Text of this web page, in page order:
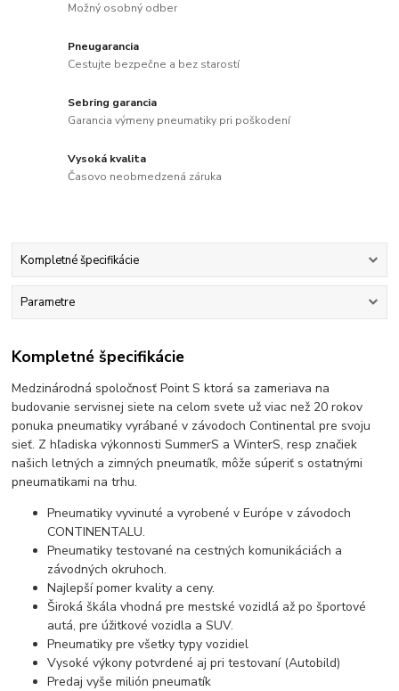
Možný osobný odber
Pneugarancia
Cestujte bezpečne a bez starostí
Sebring garancia
Garancia výmeny pneumatiky pri poškodení
Vysoká kvalita
Časovo neobmedzená záruka
Kompletné špecifikácie
Parametre
Kompletné špecifikácie
Medzinárodná spoločnosť Point S ktorá sa zameriava na
budovanie servisnej siete na celom svete už viac než 20 rokov
ponuka pneumatiky vyrábané v závodoch Continental pre svoju
sieť. Z hľadiska výkonnosti SummerS a WinterS, resp značiek
našich letných a zimných pneumatík, môže súperiť s ostatnými
pneumatikami na trhu.
Pneumatiky vyvinuté a vyrobené v Európe v závodoch
CONTINENTALU.
Pneumatiky testované na cestných komunikáciách a
závodných okruhoch.
Najlepší pomer kvality a ceny.
Široká škála vhodná pre mestské vozidlá až po športové
autá, pre úžitkové vozidla a SUV.
Pneumatiky pre všetky typy vozidiel
Vysoké výkony potvrdené aj pri testovaní (Autobild)
Predaj vyše milión pneumatík